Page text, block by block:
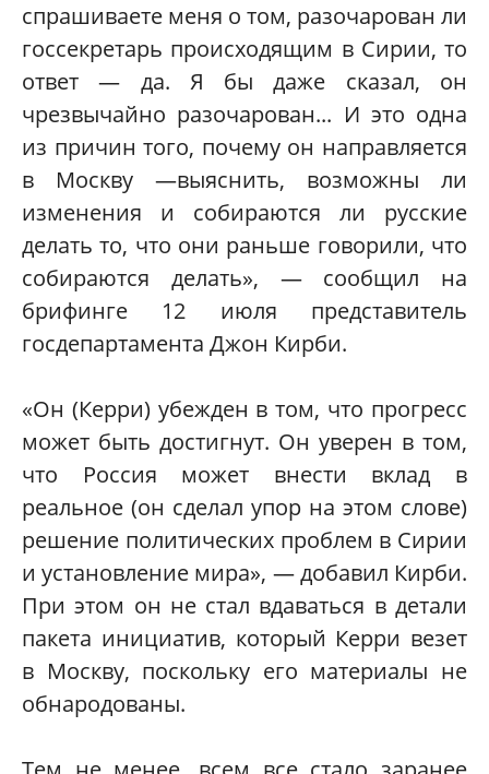
спрашиваете меня о том, разочарован ли
госсекретарь происходящим в Сирии, то
ответ — да. Я бы даже сказал, он
чрезвычайно разочарован... И это одна
из причин того, почему он направляется
в Москву —выяснить, возможны ли
изменения и собираются ли русские
делать то, что они раньше говорили, что
собираются делать», — сообщил на
брифинге 12 июля представитель
госдепартамента Джон Кирби.
«Он (Керри) убежден в том, что прогресс
может быть достигнут. Он уверен в том,
что Россия может внести вклад в
реальное (он сделал упор на этом слове)
решение политических проблем в Сирии
и установление мира», — добавил Кирби.
При этом он не стал вдаваться в детали
пакета инициатив, который Керри везет
в Москву, поскольку его материалы не
обнародованы.